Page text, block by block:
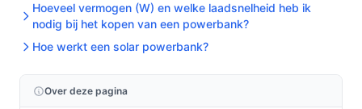
Hoeveel vermogen (W) en welke laadsnelheid heb ik
nodig bij het kopen van een powerbank?
Hoe werkt een solar powerbank?
Over deze pagina